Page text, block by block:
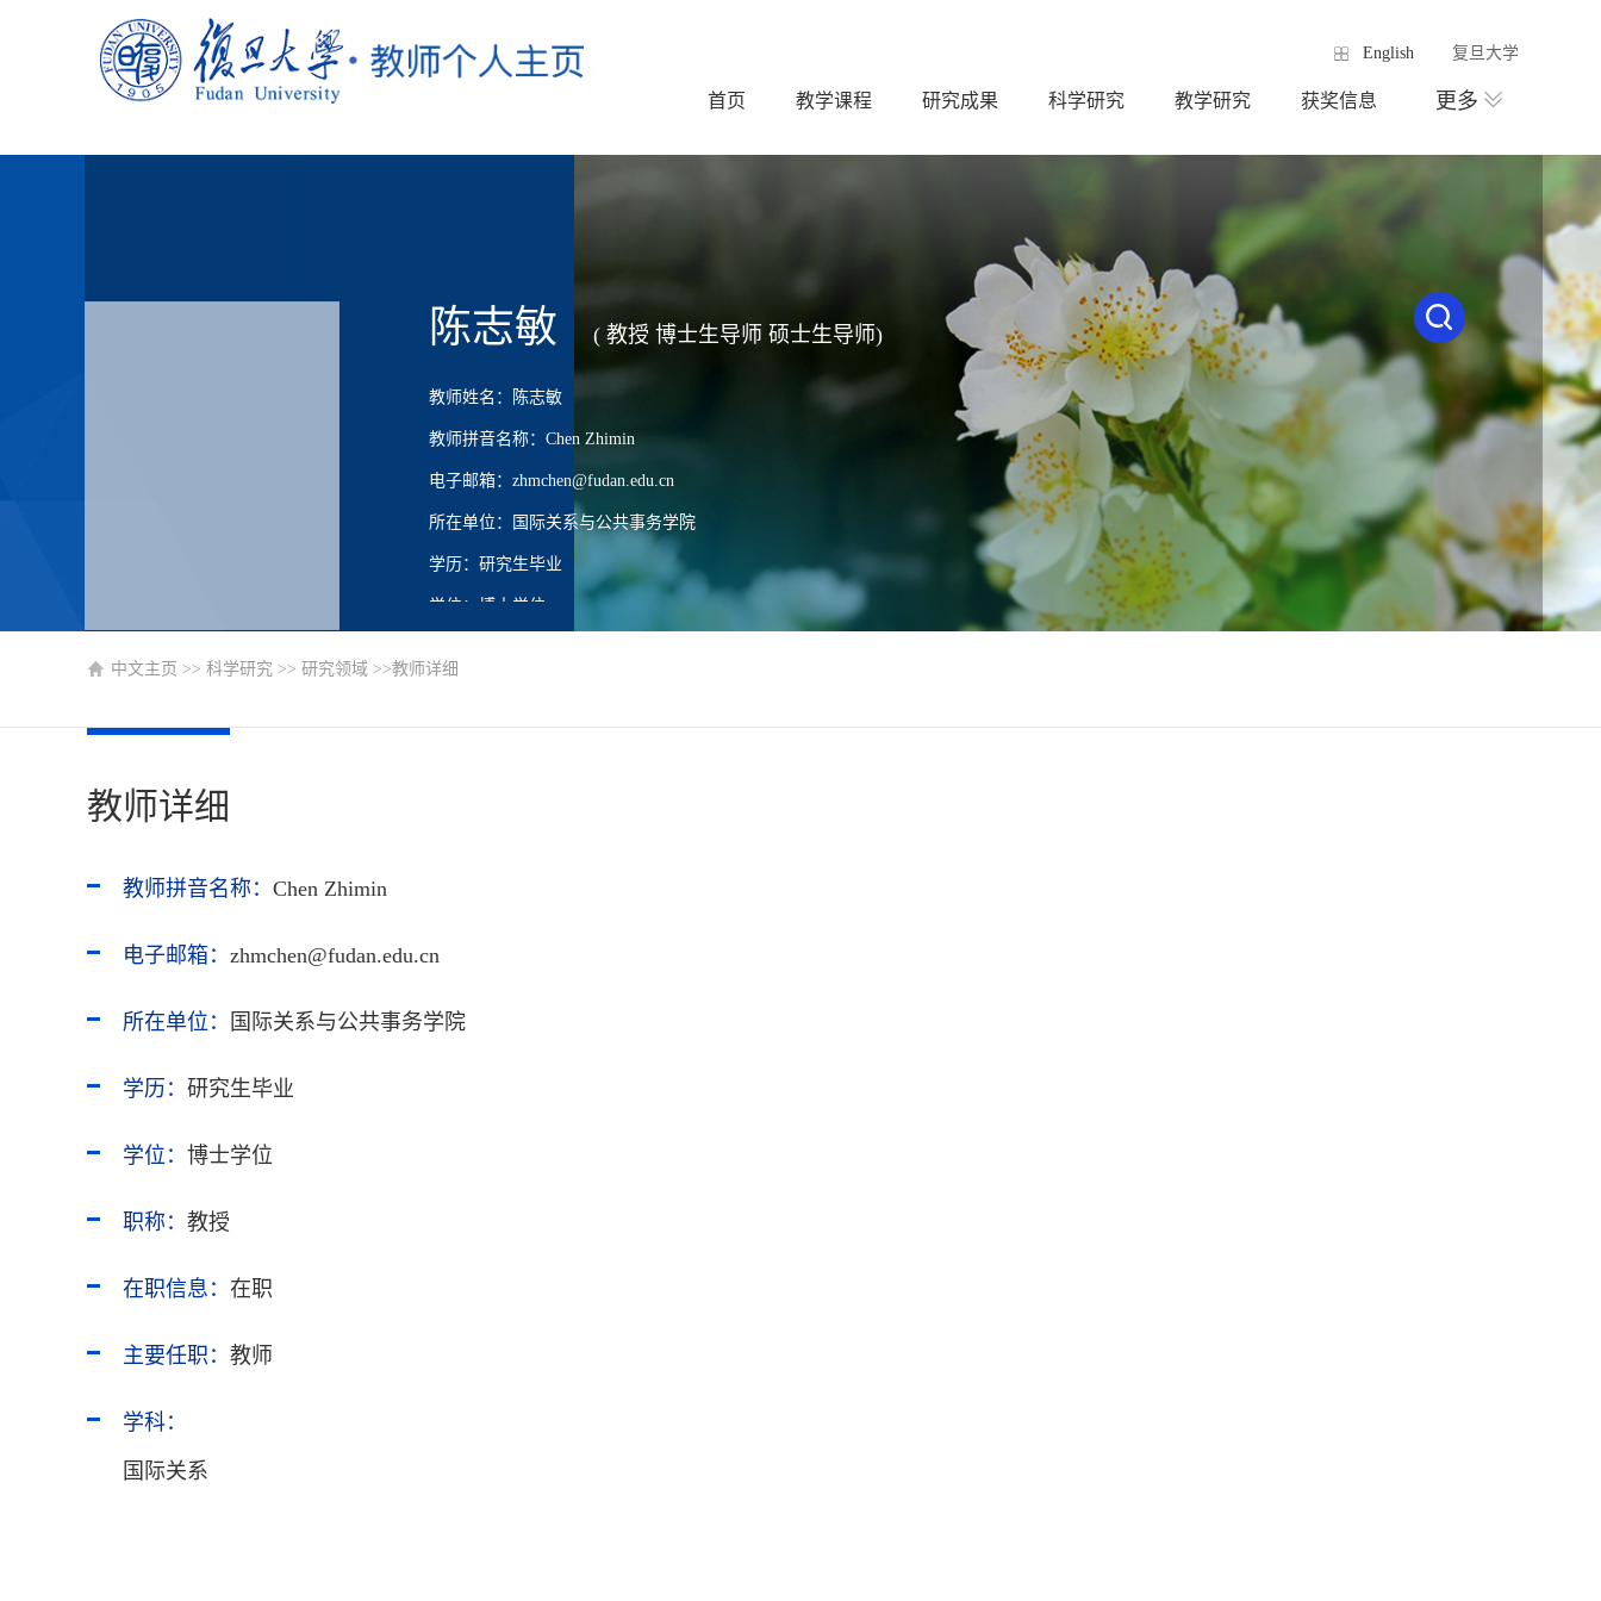
English 复旦大学
首页 教学课程 研究成果 科学研究 教学研究 获奖信息 更多
陈志敏 ( 教授 博士生导师 硕士生导师)
教师姓名：陈志敏
教师拼音名称：Chen Zhimin
电子邮箱：zhmchen@fudan.edu.cn
所在单位：国际关系与公共事务学院
学历：研究生毕业
学位：博士学位
主要任职：教师
中文主页 >> 科学研究 >> 研究领域 >>教师详细
教师详细
教师拼音名称： Chen Zhimin
电子邮箱： zhmchen@fudan.edu.cn
所在单位： 国际关系与公共事务学院
学历： 研究生毕业
学位： 博士学位
职称： 教授
在职信息： 在职
主要任职： 教师
学科：
国际关系